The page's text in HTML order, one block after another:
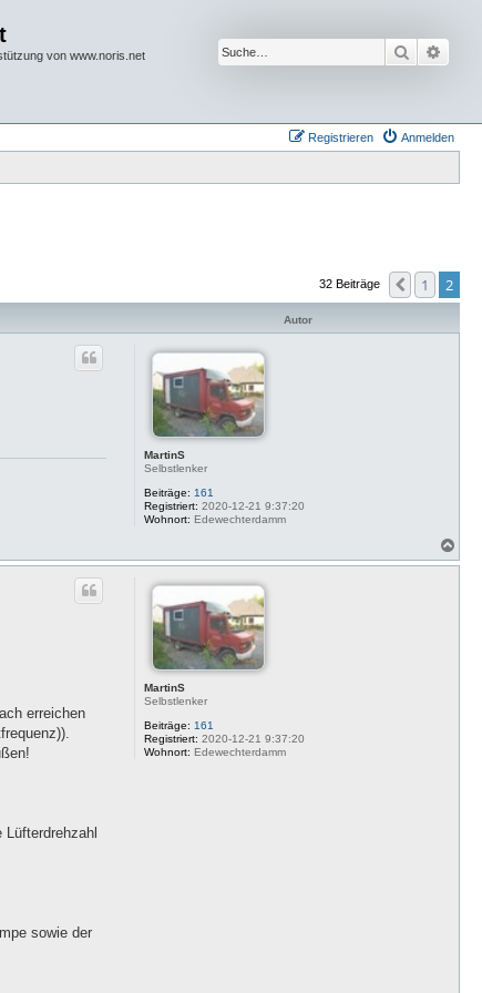
von www.noris.net Suche
Anmelden
Registrieren
32 Beiträge Vorherige
1 2
Autor
MartinS
Selbstlenker
Beiträge: 161
Registriert: 2020-12-21 9:37:20
Wohnort: Edewechterdamm
a
MartinS
Selbstlenker
Beiträge: 161
Registriert: 2020-12-21 9:37:20
Wohnort: Edewechterdamm
erreichen
sowie der